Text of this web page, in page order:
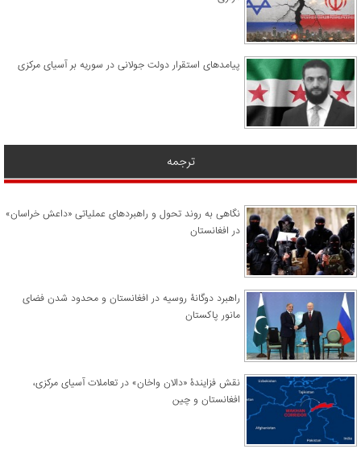
پیامدهای استقرار دولت جولانی در سوریه بر آسیای مرکزی
ترجمه
نگاهی به روند تحول و راهبردهای عملیاتی «داعش خراسان»
در افغانستان
راهبرد دوگانۀ روسیه در افغانستان و محدود شدن فضای
مانور پاکستان
نقش فزایندۀ «دالان واخان» در تعاملات آسیای مرکزی،
افغانستان و چین